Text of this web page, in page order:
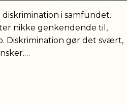
i samfundet.
nikke genkendende til,
Diskrimination gør det svært,